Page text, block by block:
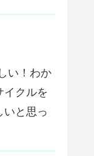
い！わか
クルを
いと思っ